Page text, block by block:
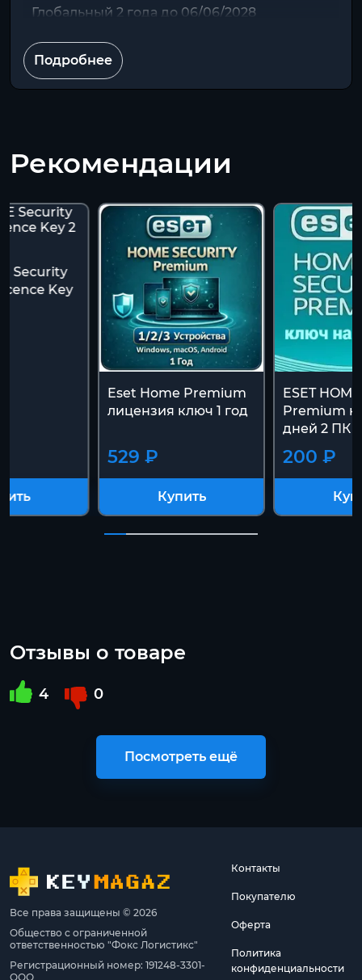
Глобальный 2 года до 06/06/2028
Подробнее
Рекомендации
Security
Key
Eset Home Premium
лицензия ключ 1 год
529 ₽
Купить
ESET
Premium
дней 2 ПК
200 ₽
Отзывы о товаре
4 0
Посмотреть ещё
Все права защищены © 2026
Общество с ограниченной
ответственностью "Фокс Логистикс"
Регистрационный номер: 191248-3301-
ООО
Контакты
Покупателю
Оферта
Политика
конфиденциальности